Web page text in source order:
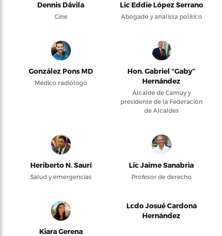
Dennis Dávila
Cine
Lic Eddie López Serrano
Abogado y analista político
González Pons MD
Médico radiólogo
Hon. Gabriel “Gaby”
Hernández
Alcalde de Camuy y
presidente de la Federación
de Alcaldes
Heriberto N. Saurí
Salud y emergencias
Lic Jaime Sanabria
Profesor de derecho
Kiara Gerena
Lcdo Josué Cardona
Hernández